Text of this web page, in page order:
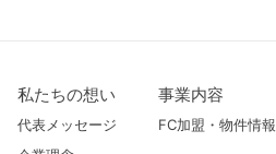
私たちの想い
代表メッセージ
事業内容
FC加盟・物件情報